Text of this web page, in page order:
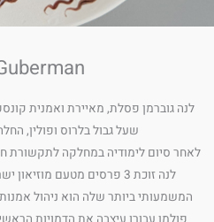
שעל גבול בלרוס ופולין,
לאחר סיום לימודיה במחלקה לתקשורת
לנה זוכת 3 פרסים מטעם מוזיאון ישראל על איור ספרים. הפרויקט
המשמעותי ביותר שלה הוא ניהול